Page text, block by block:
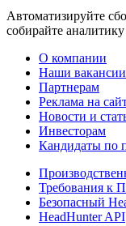
Автоматизируйте
собирайте
О компании
Наши вакансии
Партнерам
Реклама на
Новости и
Инвесторам
Кандидаты по
Требования к
Безопасный
HeadHunter API